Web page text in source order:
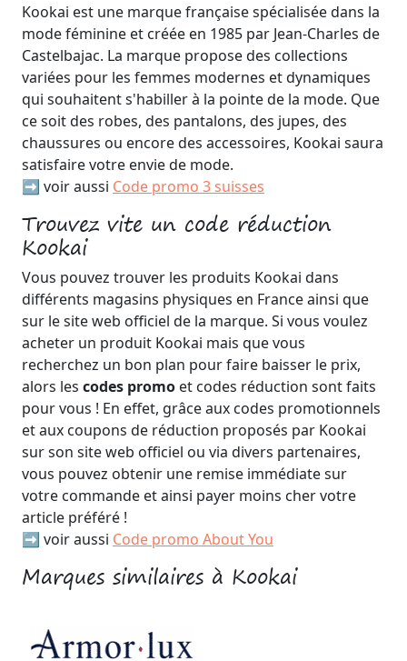
Kookai est une marque française spécialisée dans la
mode féminine et créée en 1985 par Jean-Charles de
Castelbajac. La marque propose des collections
variées pour les femmes modernes et dynamiques
qui souhaitent s'habiller à la pointe de la mode. Que
ce soit des robes, des pantalons, des jupes, des
chaussures ou encore des accessoires, Kookai saura
satisfaire votre envie de mode.
➡️ voir aussi Code promo 3 suisses
Trouvez vite un code réduction
Kookai
Vous pouvez trouver les produits Kookai dans
différents magasins physiques en France ainsi que
sur le site web officiel de la marque. Si vous voulez
acheter un produit Kookai mais que vous
recherchez un bon plan pour faire baisser le prix,
alors les codes promo et codes réduction sont faits
pour vous ! En effet, grâce aux codes promotionnels
et aux coupons de réduction proposés par Kookai
sur son site web officiel ou via divers partenaires,
vous pouvez obtenir une remise immédiate sur
votre commande et ainsi payer moins cher votre
article préféré !
➡️ voir aussi Code promo About You
Marques similaires à Kookai